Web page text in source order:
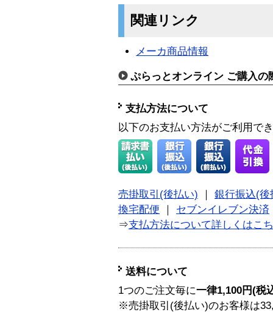
関連リンク
メーカ商品情報
ぷらっとオンライン ご購入の
支払方法について
以下のお支払い方法がご利用で
売掛取引(後払い)
銀行振込(後
換宅配便
セブンイレブン決済
⇒支払方法について詳しくはこ
送料について
1つのご注文毎に一律1,100円(税
※売掛取引(後払い)のお客様は